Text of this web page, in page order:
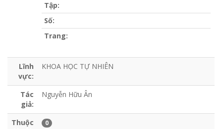
Tập:
Số:
Trang:
Lĩnh
vực:
KHOA HỌC TỰ NHIÊN
Tác
giả:
Nguyễn Hữu Ân
Thuộc
0